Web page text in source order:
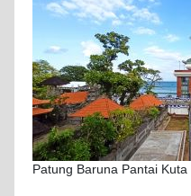
Patung Baruna Pantai Kuta